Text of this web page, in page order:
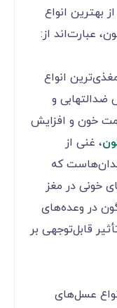
بهترین انواع
عبارت‌اند از:
انواع
و
خون و افزایش
، غنی از
که
خونی در مغز
در وعده‌های
قابل‌توجهی بر
عسل‌های